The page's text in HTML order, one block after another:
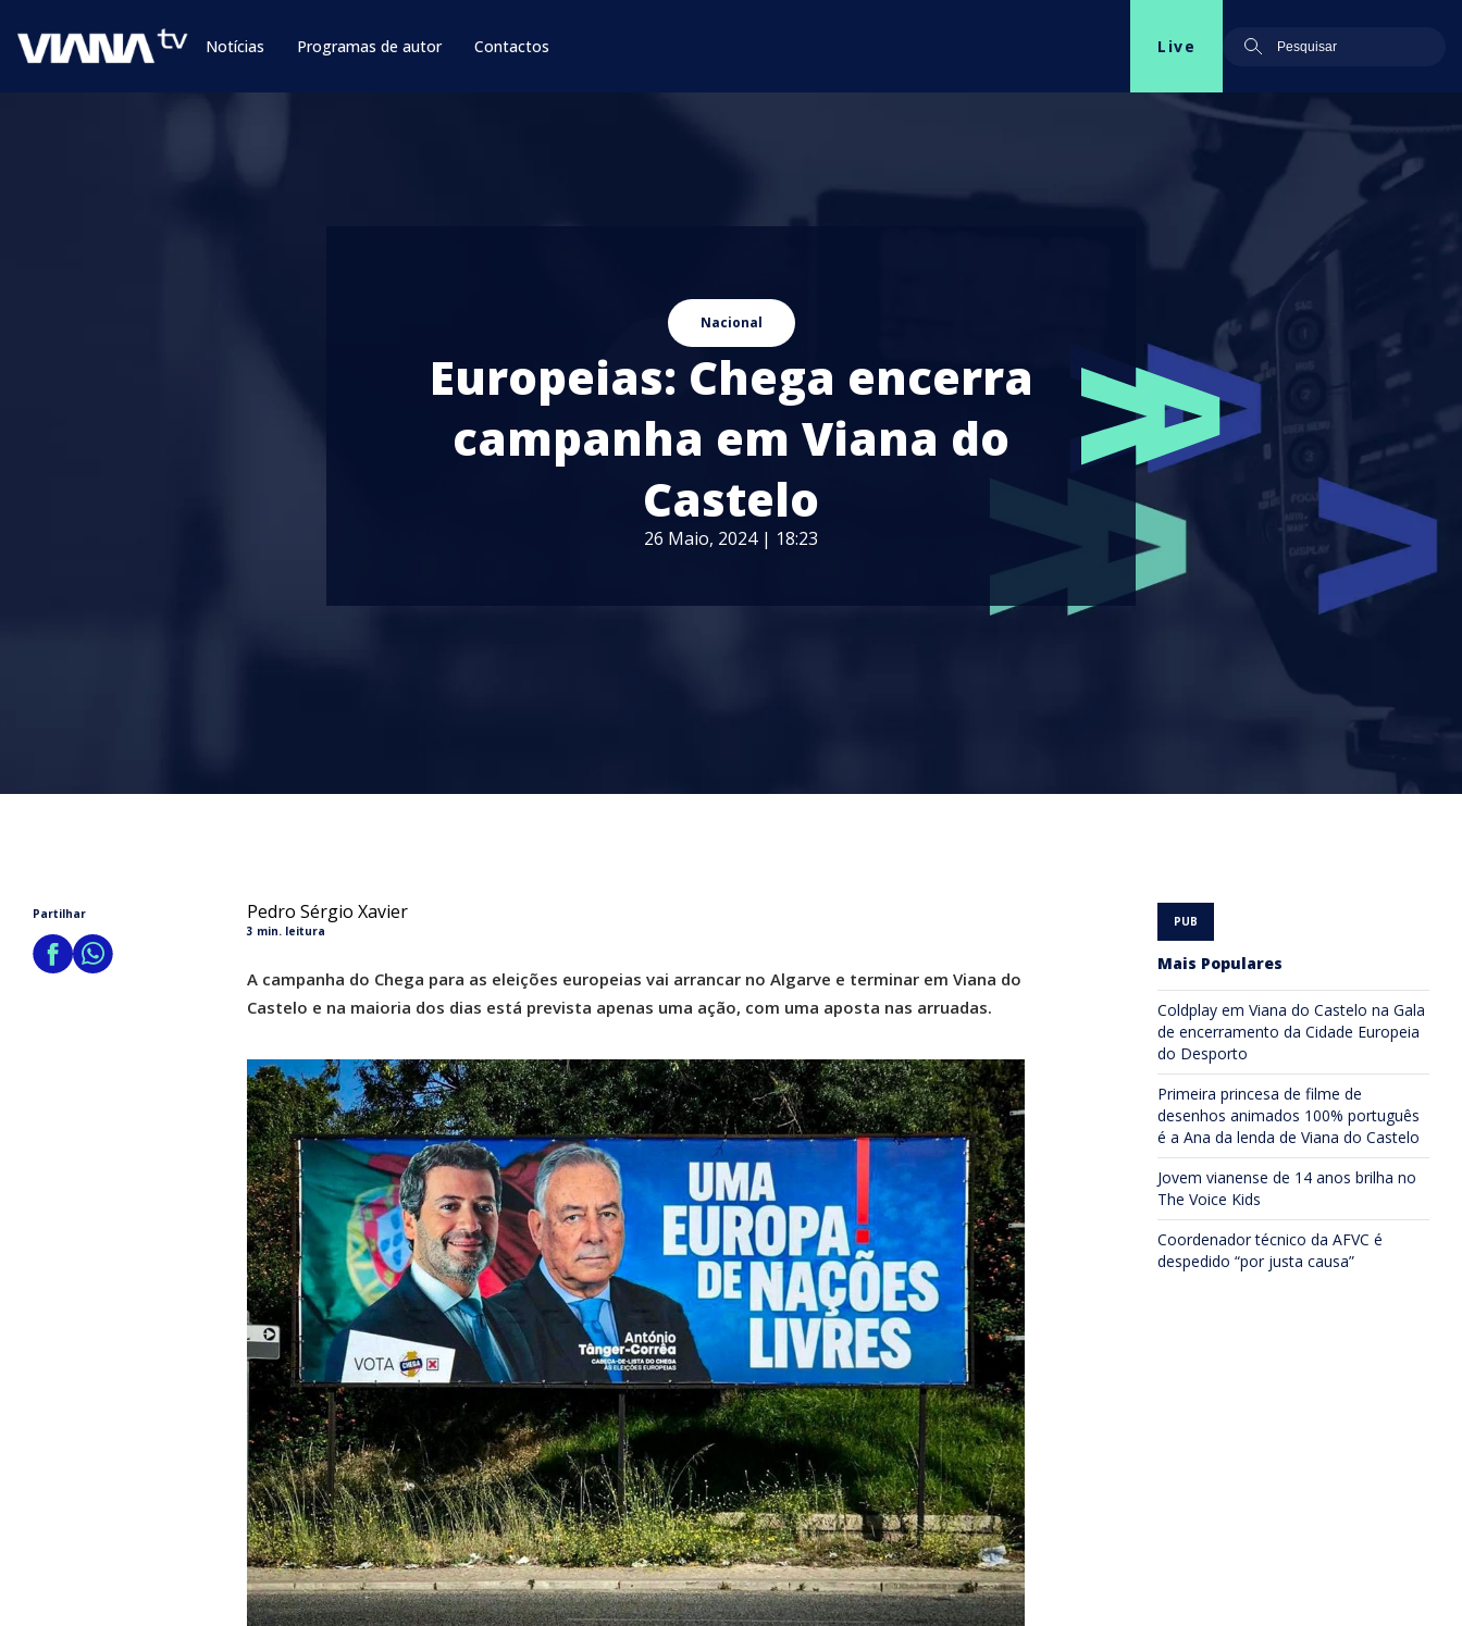
Notícias Programas de autor Contactos Live
Nacional
Europeias: Chega encerra
campanha em Viana do
Castelo
26 Maio, 2024 | 18:23
Partilhar Pedro Sérgio Xavier
3 min. leitura
A campanha do Chega para as eleições europeias vai arrancar no Algarve e terminar em Viana do
Castelo e na maioria dos dias está prevista apenas uma ação, com uma aposta nas arruadas.
Mais Populares
Coldplay em Viana do Castelo na Gala
de encerramento da Cidade Europeia
do Desporto
Primeira princesa de filme de
desenhos animados 100% português
é a Ana da lenda de Viana do Castelo
Jovem vianense de 14 anos brilha no
The Voice Kids
Coordenador técnico da AFVC é
despedido “por justa causa”